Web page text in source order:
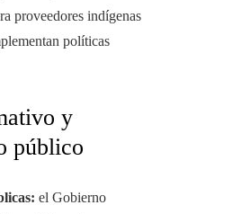
proveedores indígenas
políticas
y
público
el Gobierno